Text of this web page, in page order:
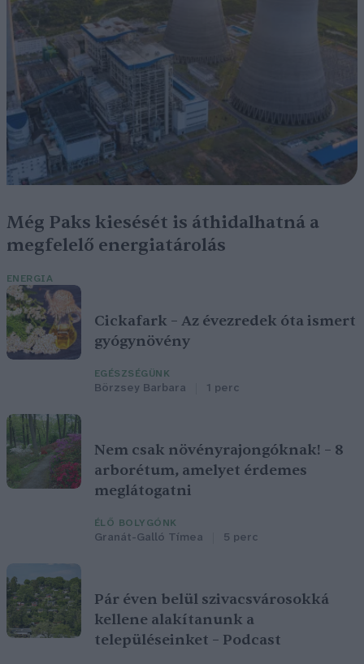
Még Paks kiesését is áthidalhatná a
megfelelő energiatárolás
ENERGIA
Cickafark – Az évezredek óta ismert
gyógynövény
EGÉSZSÉGÜNK
Börzsey Barbara 1 perc
Nem csak növényrajongóknak! – 8
arborétum, amelyet érdemes
meglátogatni
ÉLŐ BOLYGÓNK
Granát-Galló Tímea 5 perc
Pár éven belül szivacsvárosokká
kellene alakítanunk a
településeinket – Podcast